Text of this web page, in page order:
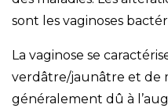
sont les vaginoses
La vaginose se
verdâtre/jaunâtre et de
généralement dû à